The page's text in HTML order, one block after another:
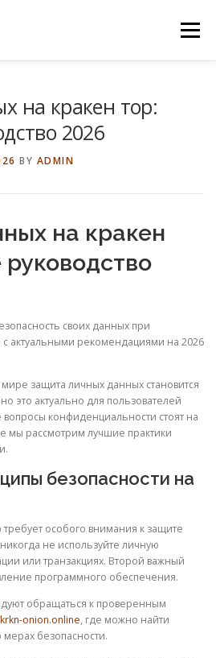
Menu
на кракен тор:
2026
BY ADMIN
на кракен
своих данных при
с актуальными рекомендациями на 2026
защита личных данных становится
это актуально для пользователей
конфиденциальности стоят на
мы рассмотрим лучшие практики
безопасности на
особого внимания к защите
не используйте личную
или транзакциях. Второй важный
программного обеспечения.
обращаться к проверенным
onion.online, где можно найти
безопасности.